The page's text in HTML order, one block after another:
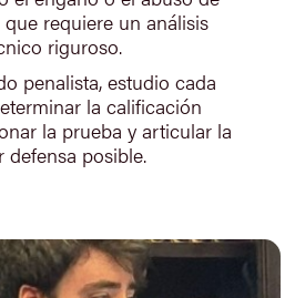
requiere un análisis
riguroso.
penalista, estudio cada
la calificación
la prueba y articular la
defensa posible.